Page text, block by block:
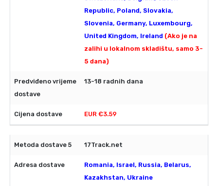
Republic, Poland, Slovakia,
Slovenia, Germany, Luxembourg,
United Kingdom, Ireland (Ako je na
zalihi u lokalnom skladištu, samo 3-
5 dana)
13-18 radnih dana
EUR €3.59
17Track.net
Romania, Israel, Russia, Belarus,
Kazakhstan, Ukraine